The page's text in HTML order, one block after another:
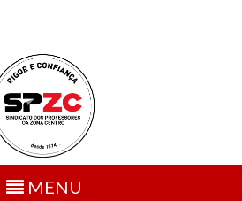
Toggle
MENU